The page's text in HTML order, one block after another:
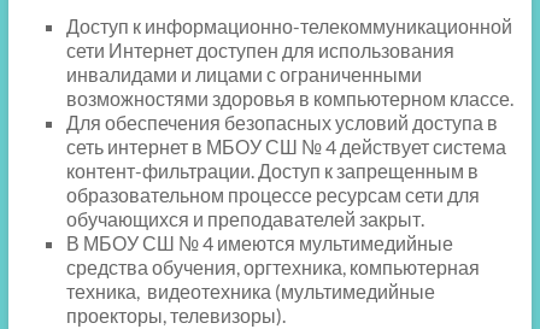
Доступ к информационно-телекоммуникационной
сети Интернет доступен для использования
инвалидами и лицами с ограниченными
возможностями здоровья в компьютерном классе.
Для обеспечения безопасных условий доступа в
сеть интернет в МБОУ СШ № 4 действует система
контент-фильтрации. Доступ к запрещенным в
образовательном процессе ресурсам сети для
обучающихся и преподавателей закрыт.
В МБОУ СШ № 4 имеются мультимедийные
средства обучения, оргтехника, компьютерная
техника, видеотехника (мультимедийные
проекторы, телевизоры).